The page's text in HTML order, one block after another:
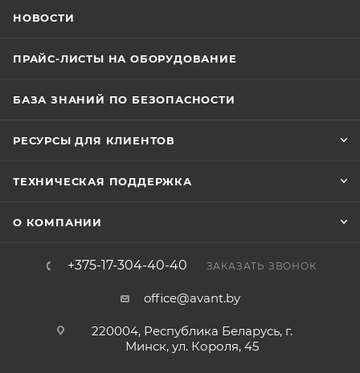
НОВОСТИ
ПРАЙС-ЛИСТЫ НА ОБОРУДОВАНИЕ
БАЗА ЗНАНИЙ ПО БЕЗОПАСНОСТИ
РЕСУРСЫ ДЛЯ КЛИЕНТОВ
ТЕХНИЧЕСКАЯ ПОДДЕРЖКА
О КОМПАНИИ
+375-17-304-40-40 ЗАКАЗАТЬ ЗВОНОК
office@avant.by
220004, Республика Беларусь, г.
Минск, ул. Короля, 45